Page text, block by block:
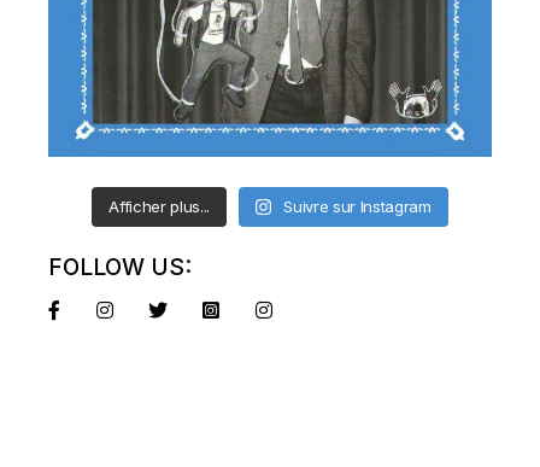
Afficher plus... Suivre sur Instagram
FOLLOW US: